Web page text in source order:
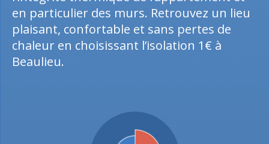
en particulier des murs. Retrouvez un lieu
plaisant, confortable et sans pertes de
chaleur en choisissant l’isolation 1€ à
Beaulieu.